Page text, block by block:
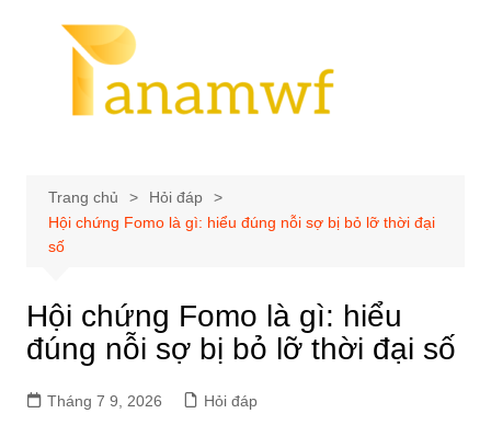
Trang chủ
Hỏi đáp
Hội chứng Fomo là gì: hiểu đúng nỗi sợ bị bỏ lỡ thời đại
số
Hội chứng Fomo là gì: hiểu
đúng nỗi sợ bị bỏ lỡ thời đại số
Tháng 7 9, 2026 Hỏi đáp